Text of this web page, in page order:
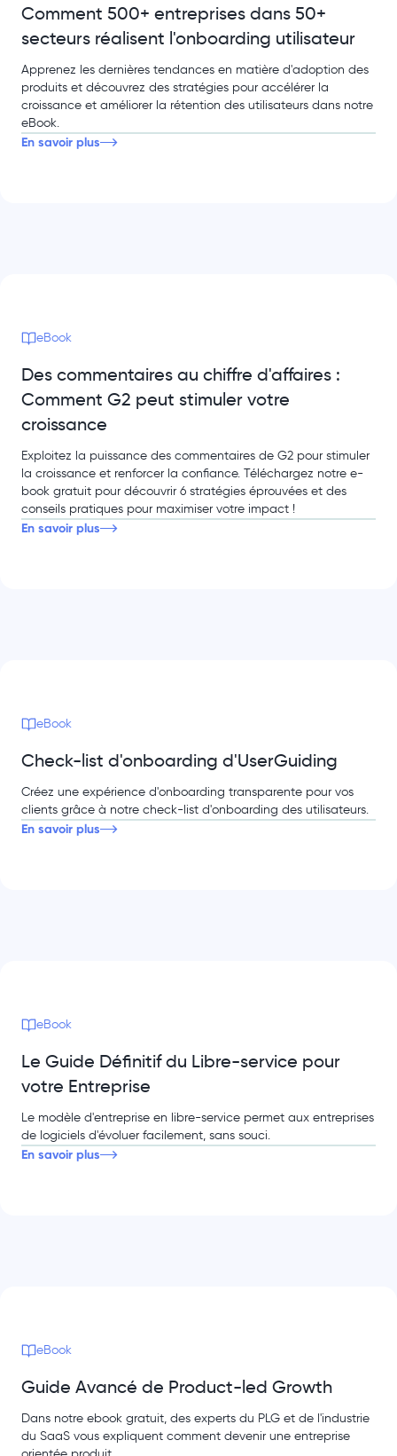
Comment 500+ entreprises dans 50+
secteurs réalisent l'onboarding utilisateur
Apprenez les dernières tendances en matière d'adoption des
produits et découvrez des stratégies pour accélérer la
croissance et améliorer la rétention des utilisateurs dans notre
eBook.
En savoir plus
eBook
Des commentaires au chiffre d'affaires :
Comment G2 peut stimuler votre
croissance
Exploitez la puissance des commentaires de G2 pour stimuler
la croissance et renforcer la confiance. Téléchargez notre e-
book gratuit pour découvrir 6 stratégies éprouvées et des
conseils pratiques pour maximiser votre impact !
En savoir plus
eBook
Check-list d'onboarding d'UserGuiding
Créez une expérience d'onboarding transparente pour vos
clients grâce à notre check-list d'onboarding des utilisateurs.
En savoir plus
eBook
Le Guide Définitif du Libre-service pour
votre Entreprise
Le modèle d'entreprise en libre-service permet aux entreprises
de logiciels d'évoluer facilement, sans souci.
En savoir plus
eBook
Guide Avancé de Product-led Growth
Dans notre ebook gratuit, des experts du PLG et de l'industrie
du SaaS vous expliquent comment devenir une entreprise